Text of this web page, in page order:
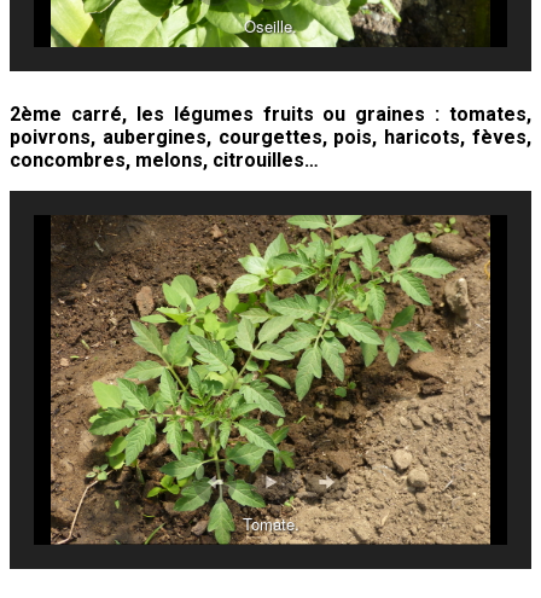
Oseille.
2ème carré, les légumes fruits ou graines : tomates,
poivrons, aubergines, courgettes, pois, haricots, fèves,
concombres, melons, citrouilles…
Tomate.